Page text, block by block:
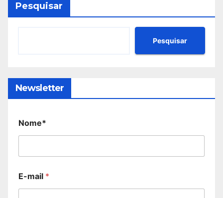
Pesquisar
Pesquisar
Newsletter
Nome*
E-mail *